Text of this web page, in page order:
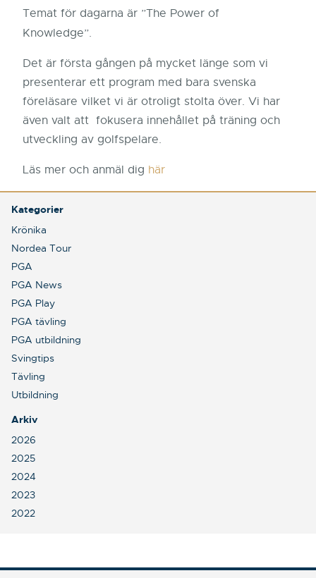
Temat för dagarna är ”The Power of
Knowledge”.
Det är första gången på mycket länge som vi
presenterar ett program med bara svenska
föreläsare vilket vi är otroligt stolta över. Vi har
även valt att fokusera innehållet på träning och
utveckling av golfspelare.
Läs mer och anmäl dig här
Kategorier
Krönika
Nordea Tour
PGA
PGA News
PGA Play
PGA tävling
PGA utbildning
Svingtips
Tävling
Utbildning
Arkiv
2026
2025
2024
2023
2022